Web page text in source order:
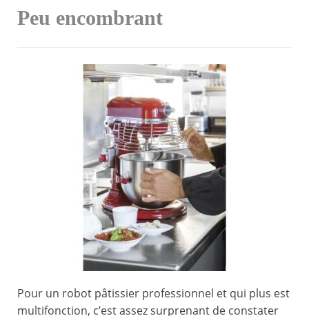
Peu encombrant
Pour un robot pâtissier professionnel et qui plus est
multifonction, c’est assez surprenant de constater